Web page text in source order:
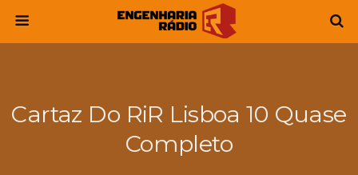
Cartaz Do RiR Lisboa 10 Quase
Completo